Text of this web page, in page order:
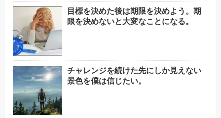
目標を決めた後は期限を決めよう。期
限を決めないと大変なことになる。
チャレンジを続けた先にしか見えない
景色を僕は信じたい。